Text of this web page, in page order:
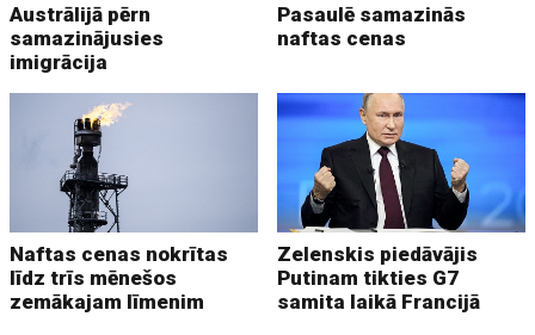
Austrālijā pērn
samazinājusies
imigrācija
Pasaulē samazinās
naftas cenas
Naftas cenas nokrītas
līdz trīs mēnešos
zemākajam līmenim
Zelenskis piedāvājis
Putinam tikties G7
samita laikā Francijā